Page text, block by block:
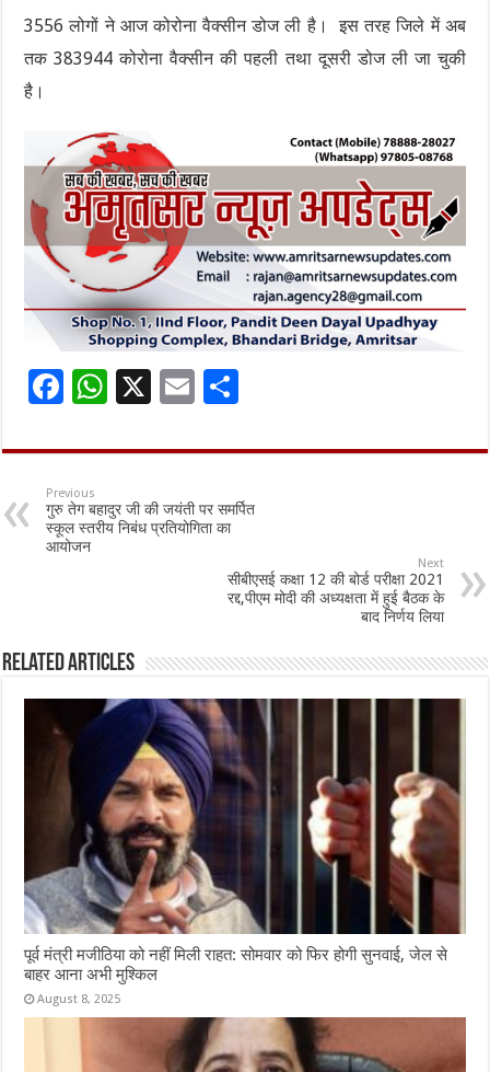
3556 लोगों ने आज कोरोना वैक्सीन डोज ली है। इस तरह जिले में अब
तक 383944 कोरोना वैक्सीन की पहली तथा दूसरी डोज ली जा चुकी
है।
F
e
b
o
o
W
at
sA
p
X
E
ai ar
e
Previous
गुरु तेग बहादुर जी की जयंती पर समर्पित
स्कूल स्तरीय निबंध प्रतियोगिता का
आयोजन
Next
सीबीएसई कक्षा 12 की बोर्ड परीक्षा 2021
रद्द,पीएम मोदी की अध्यक्षता में हुई बैठक के
बाद निर्णय लिया
Related Articles
पूर्व मंत्री मजीठिया को नहीं मिली राहत: सोमवार को फिर होगी सुनवाई, जेल से
बाहर आना अभी मुश्किल
August 8, 2025